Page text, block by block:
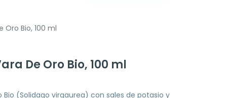
Oro Bio, 100 ml
De Oro Bio, 100 ml
(Solidago virgaurea) con sales de potasio y